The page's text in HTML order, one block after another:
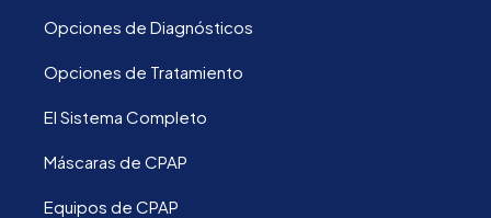
Opciones de Diagnósticos
Opciones de Tratamiento
El Sistema Completo
Máscaras de CPAP
Equipos de CPAP